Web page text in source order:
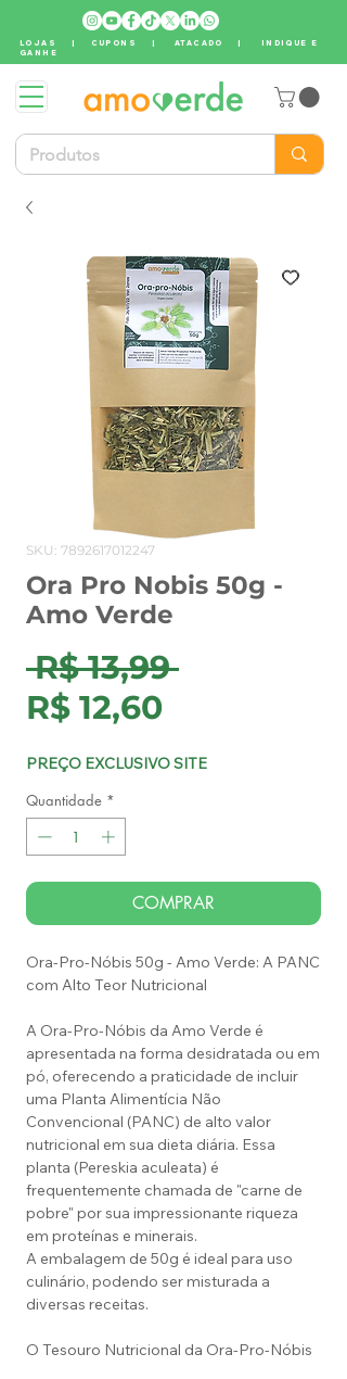
LOJAS | CUPONS |ATACADO | INDIQUE E
GANHE
SKU: 7892617012247
Ora Pro Nobis 50g -
Amo Verde
R$ 13,99 Preço
R$ 12,60Preço
PREÇO EXCLUSIVO SITE
Quantidade *
COMPRAR
Ora-Pro-Nóbis 50g - Amo Verde: A PANC
com Alto Teor Nutricional
A Ora-Pro-Nóbis da Amo Verde é
apresentada na forma desidratada ou em
pó, oferecendo a praticidade de incluir
uma Planta Alimentícia Não
Convencional (PANC) de alto valor
nutricional em sua dieta diária. Essa
planta (Pereskia aculeata) é
frequentemente chamada de "carne de
pobre" por sua impressionante riqueza
em proteínas e minerais.
A embalagem de 50g é ideal para uso
culinário, podendo ser misturada a
diversas receitas.
O Tesouro Nutricional da Ora-Pro-Nóbis